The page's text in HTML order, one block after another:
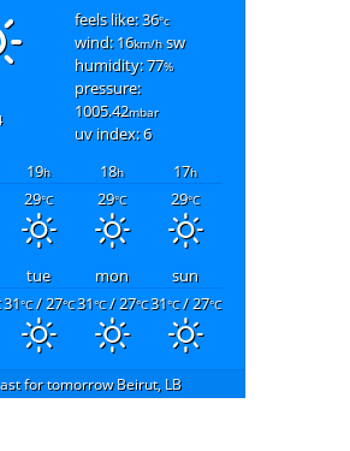
feels like: 36°c
wind: 16km/hsw
humidity: 77%
pressure:
1005.42mbar
uv index: 6
17h
18h
19h
29°C
29°C
29°C
sun
mon
tue
31°C/ 27°C
31°C/ 27°C
31°C/ 27°C
Beirut, LB
weather forecast for tomorrow ▸